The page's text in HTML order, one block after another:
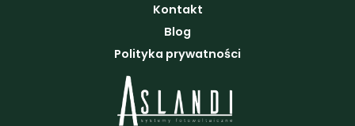
Kontakt
Blog
Polityka prywatności